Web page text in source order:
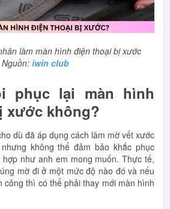
làm màn hình điện thoại bị xước
Nguồn: iwin club
phục lại màn hình
xước không?
dù đã áp dụng cách làm mờ vết xước
không thể đảm bảo khắc phục
như anh em mong muốn. Thực tế,
mờ đi ở một mức độ nào đó và nếu
công thì có thể phải thay mới màn hình